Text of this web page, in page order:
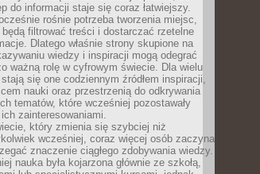
do informacji staje się coraz łatwiejszy.
rośnie potrzeba tworzenia miejsc,
będą filtrować treści i dostarczać rzetelne
Dlatego właśnie strony skupione na
wiedzy i inspiracji mogą odegrać
ważną rolę w cyfrowym świecie. Dla wielu
się one codziennym źródłem inspiracji,
nauki oraz przestrzenią do odkrywania
tematów, które wcześniej pozostawały
zainteresowaniami.
który zmienia się szybciej niż
wcześniej, coraz więcej osób zaczyna
znaczenie ciągłego zdobywania wiedzy.
nauka była kojarzona głównie ze szkołą,